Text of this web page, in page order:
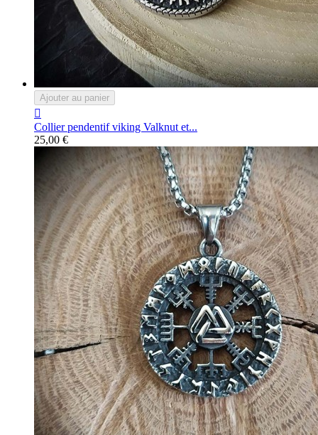
Ajouter au panier

Collier pendentif viking Valknut et...
25,00 €